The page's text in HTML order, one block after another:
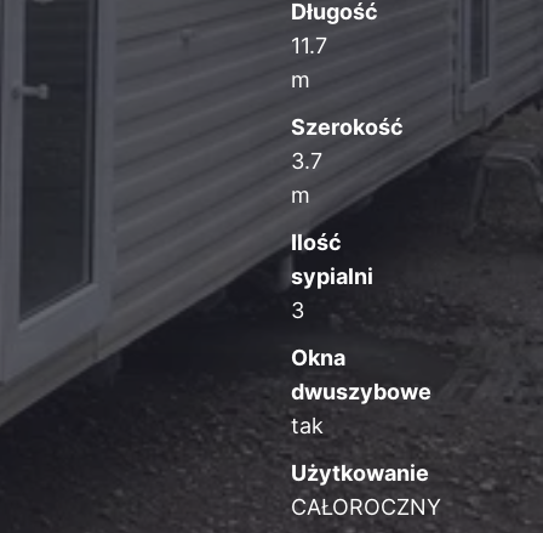
Długość
11.7
m
Szerokość
3.7
m
Ilość
sypialni
3
Okna
dwuszybowe
tak
Użytkowanie
CAŁOROCZNY